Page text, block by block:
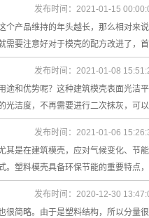
个产品维持的年头越长，那么相对来
要注意好对于模壳的配方改进了，
发布时间：2021-01-15
途和优势呢？这种建筑模壳表面光洁
光洁度，不再需要进行二次抹灰，可
发布时间：2021-01-08
其是在建筑模壳，应对气候变化、节
。塑料模壳具备环保节能的重要特点
发布时间：2021-01-06
简略。由于是塑料结构，所以分量
发布时间：2020-12-30